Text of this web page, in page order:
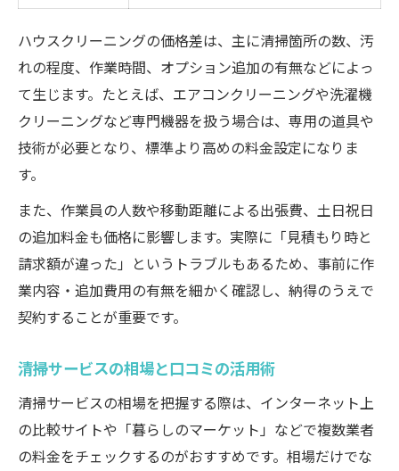
ハウスクリーニングの価格差は、主に清掃箇所の数、汚
れの程度、作業時間、オプション追加の有無などによっ
て生じます。たとえば、エアコンクリーニングや洗濯機
クリーニングなど専門機器を扱う場合は、専用の道具や
技術が必要となり、標準より高めの料金設定になりま
す。
また、作業員の人数や移動距離による出張費、土日祝日
の追加料金も価格に影響します。実際に「見積もり時と
請求額が違った」というトラブルもあるため、事前に作
業内容・追加費用の有無を細かく確認し、納得のうえで
契約することが重要です。
清掃サービスの相場と口コミの活用術
清掃サービスの相場を把握する際は、インターネット上
の比較サイトや「暮らしのマーケット」などで複数業者
の料金をチェックするのがおすすめです。相場だけでな